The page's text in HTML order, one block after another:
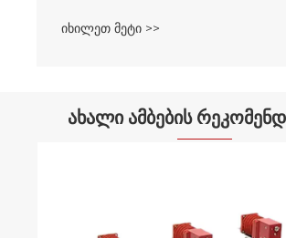
იხილეთ მეტი >>
ახალი ამბების